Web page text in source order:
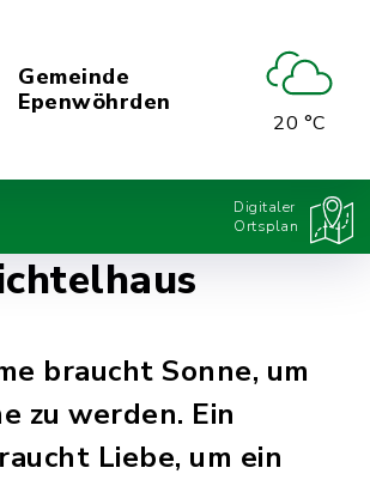
Gemeinde
Epenwöhrden
20 °C
Digitaler
Ortsplan
braucht Sonne, um
zu werden. Ein
Liebe, um ein